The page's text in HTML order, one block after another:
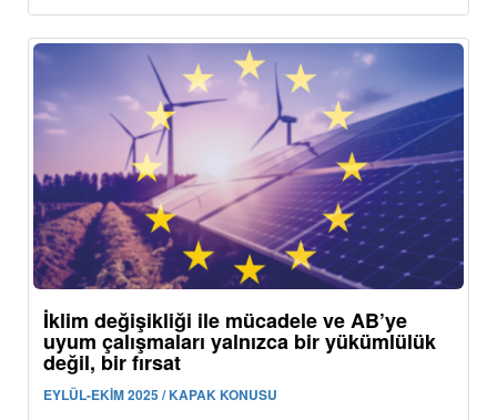
İklim değişikliği ile mücadele ve AB’ye
uyum çalışmaları yalnızca bir yükümlülük
değil, bir fırsat
EYLÜL-EKİM 2025 / KAPAK KONUSU